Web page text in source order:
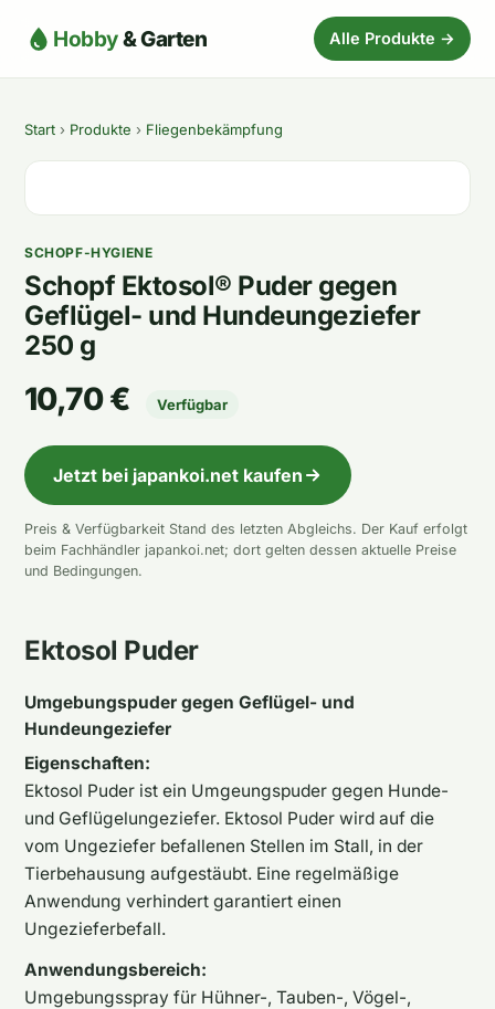
Hobby& Garten Alle Produkte →
Start › Produkte › Fliegenbekämpfung
SCHOPF-HYGIENE
Schopf Ektosol® Puder gegen
Geflügel- und Hundeungeziefer
250 g
10,70 € Verfügbar
Jetzt bei japankoi.net kaufen
Preis & Verfügbarkeit Stand des letzten Abgleichs. Der Kauf erfolgt
beim Fachhändler japankoi.net; dort gelten dessen aktuelle Preise
und Bedingungen.
Ektosol Puder
Umgebungspuder gegen Geflügel- und
Hundeungeziefer
Eigenschaften:
Ektosol Puder ist ein Umgeungspuder gegen Hunde-
und Geflügelungeziefer. Ektosol Puder wird auf die
vom Ungeziefer befallenen Stellen im Stall, in der
Tierbehausung aufgestäubt. Eine regelmäßige
Anwendung verhindert garantiert einen
Ungezieferbefall.
Anwendungsbereich:
Umgebungsspray für Hühner-, Tauben-, Vögel-,